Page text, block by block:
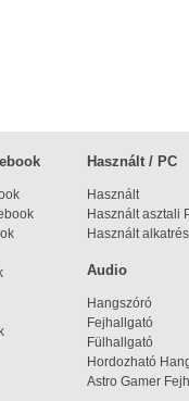
Használt / PC
Használt
Használt asztali
Használt
Audio
Hangszóró
Fejhallgató
Fülhallgató
Hordozható
Astro Gamer